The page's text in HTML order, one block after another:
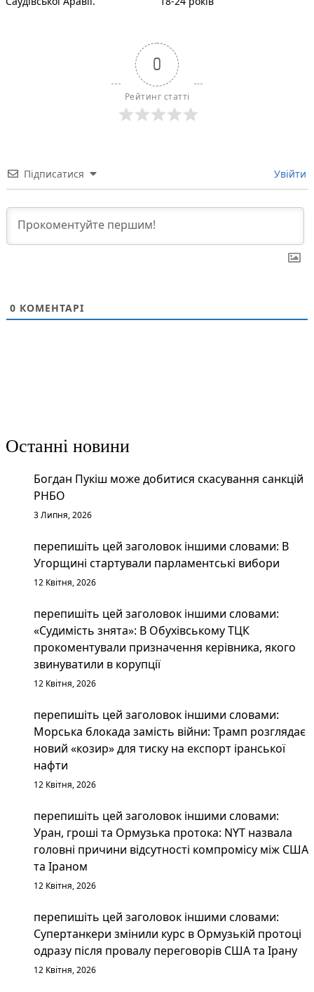
0
Рейтинг статті
Підписатися Увійти
0 КОМЕНТАРІ
Останні новини
Богдан Пукіш може добитися скасування санкцій
РНБО
3 Липня, 2026
перепишіть цей заголовок іншими словами: В
Угорщині стартували парламентські вибори
12 Квітня, 2026
перепишіть цей заголовок іншими словами:
«Судимість знята»: В Обухівському ТЦК
прокоментували призначення керівника, якого
звинуватили в корупції
12 Квітня, 2026
перепишіть цей заголовок іншими словами:
Морська блокада замість війни: Трамп розглядає
новий «козир» для тиску на експорт іранської
нафти
12 Квітня, 2026
перепишіть цей заголовок іншими словами:
Уран, гроші та Ормузька протока: NYT назвала
головні причини відсутності компромісу між США
та Іраном
12 Квітня, 2026
перепишіть цей заголовок іншими словами:
Супертанкери змінили курс в Ормузькій протоці
одразу після провалу переговорів США та Ірану
12 Квітня, 2026